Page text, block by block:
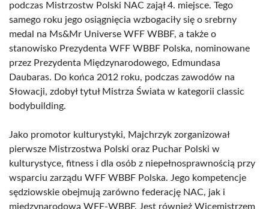
podczas Mistrzostw Polski NAC zajął 4. miejsce. Tego
samego roku jego osiągnięcia wzbogaciły się o srebrny
medal na Ms&Mr Universe WFF WBBF, a także o
stanowisko Prezydenta WFF WBBF Polska, nominowane
przez Prezydenta Międzynarodowego, Edmundasa
Daubaras. Do końca 2012 roku, podczas zawodów na
Słowacji, zdobył tytuł Mistrza Świata w kategorii classic
bodybuilding.
Jako promotor kulturystyki, Majchrzyk zorganizował
pierwsze Mistrzostwa Polski oraz Puchar Polski w
kulturystyce, fitness i dla osób z niepełnosprawnością przy
wsparciu zarządu WFF WBBF Polska. Jego kompetencje
sędziowskie obejmują zarówno federację NAC, jak i
międzynarodową WFF-WBBF. Jest również Wicemistrzem